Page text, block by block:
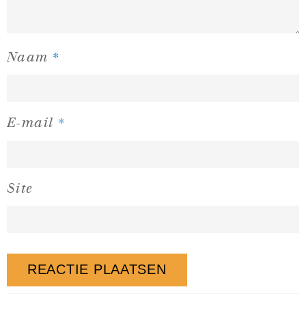
Naam *
E-mail *
Site